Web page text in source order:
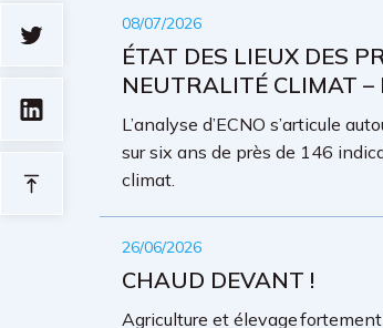
08/07/2026
ÉTAT DES LIEUX DES
NEUTRALITÉ CLIMAT
L’analyse d’ECNO s’articule
sur six ans de près de 146
climat.
26/06/2026
CHAUD DEVANT !
Agriculture et élevage